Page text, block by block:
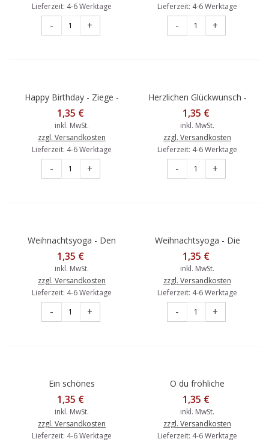
Lieferzeit: 4-6 Werktage
- +
Lieferzeit: 4-6 Werktage
- +
Happy Birthday - Ziege -
Gisela Herberger -
Postkarte
1,35 €
inkl. MwSt.
zzgl. Versandkosten
Lieferzeit: 4-6 Werktage
- +
Herzlichen Glückwunsch -
Hund - Gisela Herberger -
Postkarte
1,35 €
inkl. MwSt.
zzgl. Versandkosten
Lieferzeit: 4-6 Werktage
- +
Weihnachtsyoga - Den
Christbaum bestaunen -
Weihnachtskarte
1,35 €
inkl. MwSt.
zzgl. Versandkosten
Lieferzeit: 4-6 Werktage
- +
Weihnachtsyoga - Die
Zimtstange -
Weihnachtskarte
1,35 €
inkl. MwSt.
zzgl. Versandkosten
Lieferzeit: 4-6 Werktage
- +
Ein schönes
Weihnachtsfest - Maus mit
Weihnachtsbaum -
Weihnachtskarte
1,35 €
inkl. MwSt.
zzgl. Versandkosten
Lieferzeit: 4-6 Werktage
O du fröhliche
Weihnachtszeit -
Weihnachtskarte
1,35 €
inkl. MwSt.
zzgl. Versandkosten
Lieferzeit: 4-6 Werktage